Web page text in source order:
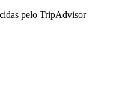
pelo TripAdvisor